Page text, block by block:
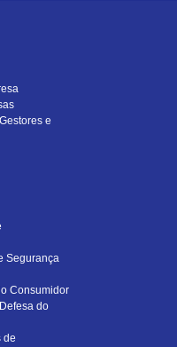
e
Segurança
Consumidor
do
de